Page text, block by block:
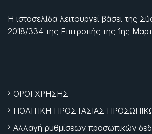
Η ιστοσελίδα λειτουργεί βάσει της
2018/334 της Επιτροπής της 1ης
ΟΡΟΙ ΧΡΗΣΗΣ
ΠΟΛΙΤΙΚΗ ΠΡΟΣΤΑΣΙΑΣ
Αλλαγή ρυθμίσεων προσωπικών